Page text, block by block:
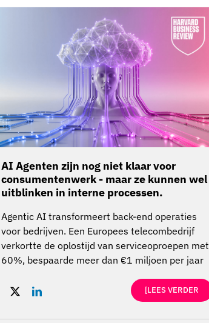
aanwijzen.
AI Agenten zijn nog niet klaar voor
consumentenwerk - maar ze kunnen wel
uitblinken in interne processen.
Agentic AI transformeert back-end operaties
voor bedrijven. Een Europees telecombedrijf
verkortte de oplostijd van serviceoproepen met
60%, bespaarde meer dan €1 miljoen per jaar
van AI agenten. Dit voorbeeld biedt belangrijke
lessen voor leiders en benadrukt de
gemeenschappelijke uitdagingen die bedrijven
[LEES VERDER